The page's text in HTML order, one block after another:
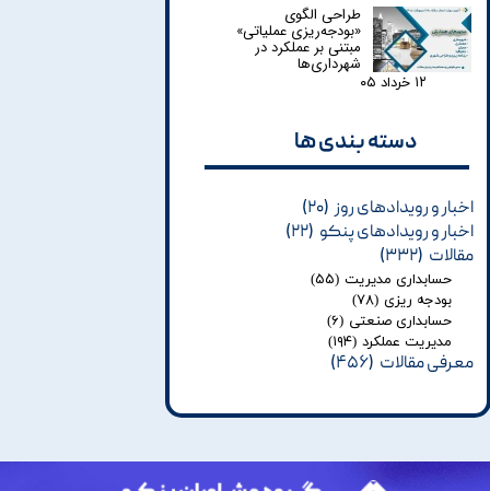
طراحی الگوی
«بودجه‌ریزی عملیاتی»
مبتنی بر عملکرد در
شهرداری‌ها
۱۲ خرداد ۰۵
دسته بندی ها​​​​​​​
اخبار و رویدادهای روز (۲۰)
اخبار و رویدادهای پنکو (۲۲)
مقالات (۳۳۲)
حسابداری مدیریت (۵۵)
بودجه ریزی (۷۸)
حسابداری صنعتی (۶)
مدیریت عملکرد (۱۹۴)
معرفی مقالات (۴۵۶)